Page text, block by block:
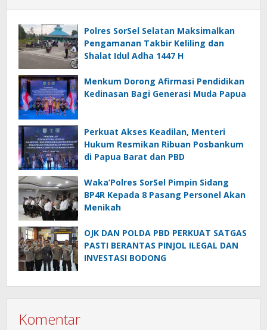
Polres SorSel Selatan Maksimalkan
Pengamanan Takbir Keliling dan
Shalat Idul Adha 1447 H
Menkum Dorong Afirmasi Pendidikan
Kedinasan Bagi Generasi Muda Papua
Perkuat Akses Keadilan, Menteri
Hukum Resmikan Ribuan Posbankum
di Papua Barat dan PBD
Waka’Polres SorSel Pimpin Sidang
BP4R Kepada 8 Pasang Personel Akan
Menikah
OJK DAN POLDA PBD PERKUAT SATGAS
PASTI BERANTAS PINJOL ILEGAL DAN
INVESTASI BODONG
Komentar